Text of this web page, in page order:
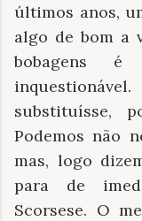
últimos anos,
algo de bom a
bobagens
substituísse,
Podemos não
mas, logo
para de
Scorsese. O